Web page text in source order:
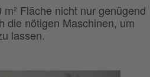
Fläche nicht nur genügend
die nötigen Maschinen, um
lassen.